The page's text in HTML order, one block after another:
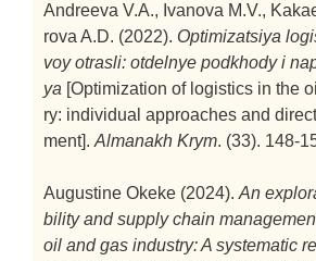
Andreeva V.A., Ivanova M.V.,
rova A.D. (2022). Optimizatsiya
voy otrasli: otdelnye podkhody i
ya [Optimization of logistics in the
ry: individual approaches and
ment]. Almanakh Krym. (33). 148-
Augustine Okeke (2024). An
bility and supply chain
oil and gas industry: A systematic